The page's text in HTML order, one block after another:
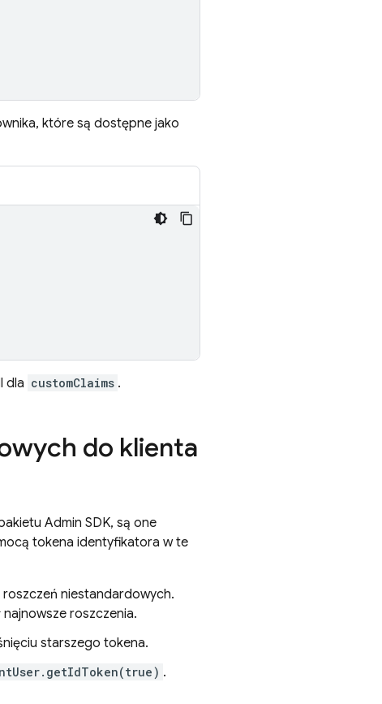
które są dostępne jako
dla customClaims .
do klienta
Admin SDK, są one
tokena identyfikatora w te
niestandardowych.
roszczenia.
starszego tokena.
.